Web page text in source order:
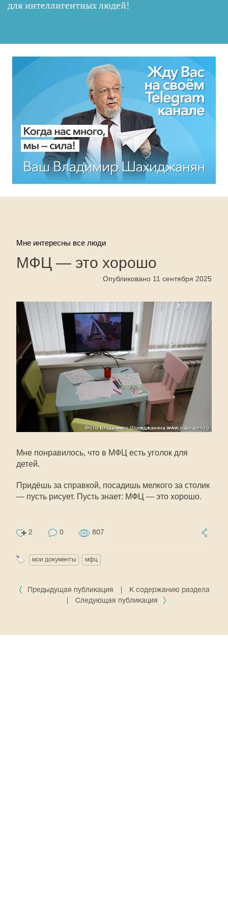
для интеллигентных людей!
Мне интересны все люди
МФЦ — это хорошо
Опубликовано 11 сентября 2025
Мне понравилось, что в МФЦ есть уголок для
детей.
Придёшь за справкой, посадишь мелкого за столик
— пусть рисует. Пусть знает: МФЦ — это хорошо.
2 0 807
мои документы мфц
Предыдущая публикация
К содержанию раздела
Следующая публикация